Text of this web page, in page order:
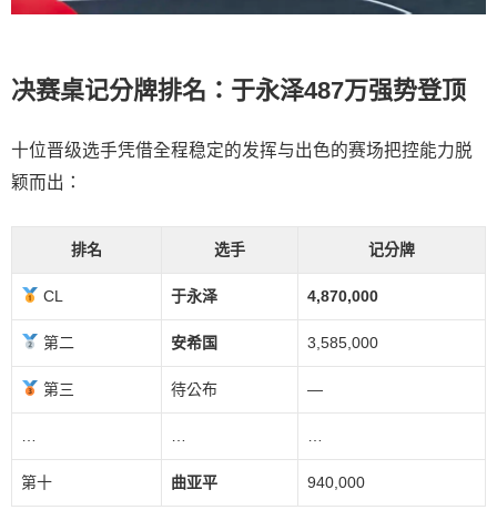
决赛桌记分牌排名：于永泽487万强势登顶
十位晋级选手凭借全程稳定的发挥与出色的赛场把控能力脱
颖而出：
排名 选手 记分牌
CL 于永泽 4,870,000
第二 安希国 3,585,000
第三 待公布 —
第十 曲亚平 940,000